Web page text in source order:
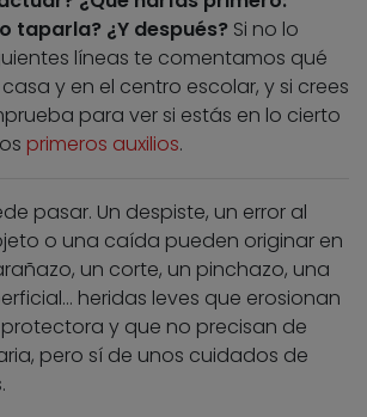
taparla? ¿Y después? Si no lo
líneas te comentamos qué
y en el centro escolar, y si crees
para ver si estás en lo cierto
primeros auxilios.
pasar. Un despiste, un error al
o una caída pueden originar en
un corte, un pinchazo, una
heridas leves que erosionan
y que no precisan de
pero sí de unos cuidados de